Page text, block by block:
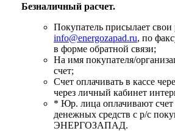
Безналичный расчет.
Покупатель присылает
info@energozapad.ru, по
в форме обратной связи;
На имя покупателя/
счет;
Счет оплачивать в кассе
через личный кабинет
* Юр. лица оплачивают счет
денежных средств с р/с
ЭНЕРГОЗАПАД.